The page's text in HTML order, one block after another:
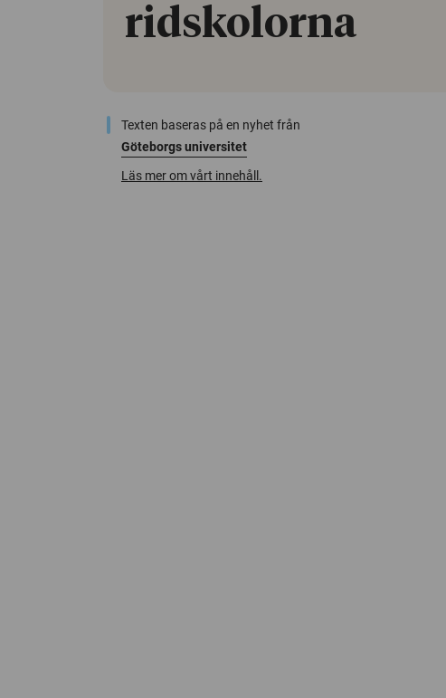
ridskolorna
Texten baseras på en nyhet från
Göteborgs universitet
Läs mer om vårt innehåll.